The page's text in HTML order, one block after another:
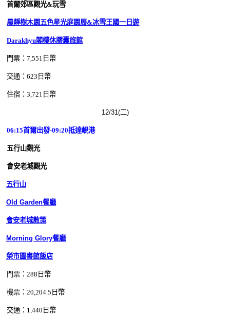
首爾郊區觀光&玩雪
晨靜樹木園五色星光庭園展&冰雪王國一日遊
Darakhyu閣樓休膠囊旅館
門票：7,551日幣
交通：623日幣
住宿：3,721 日幣
12/31(二)
06:15首爾出發-09:20抵達峴港
五行山觀光
會安老城觀光
五行山
Old Garden餐廳
會安老城散策
Morning Glory餐廳
榮市圖書館飯店
門票：288日幣
機票：20,204.5日幣
交通：1,440日幣